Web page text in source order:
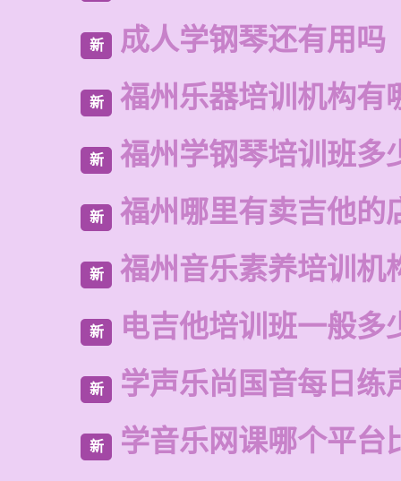
新 成人学钢琴还有用吗
新 福州乐器培训机构有
新 福州学钢琴培训班多
新 福州哪里有卖吉他的
新 福州音乐素养培训机
新 电吉他培训班一般多
新 学声乐尚国音每日练
新 学音乐网课哪个平台